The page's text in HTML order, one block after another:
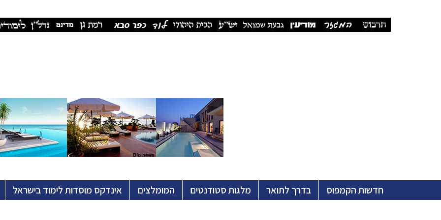
חדשות הקמפוס בדרך לתואר מלגות סטודנטים המומלצים אינדקס מוסדות לימוד בישראל